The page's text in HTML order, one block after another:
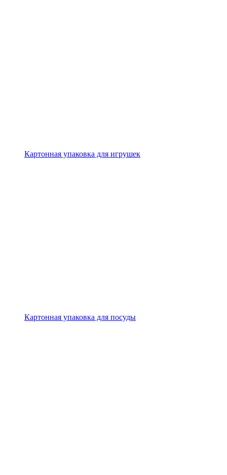
Картонная упаковка для игрушек
Картонная упаковка для посуды